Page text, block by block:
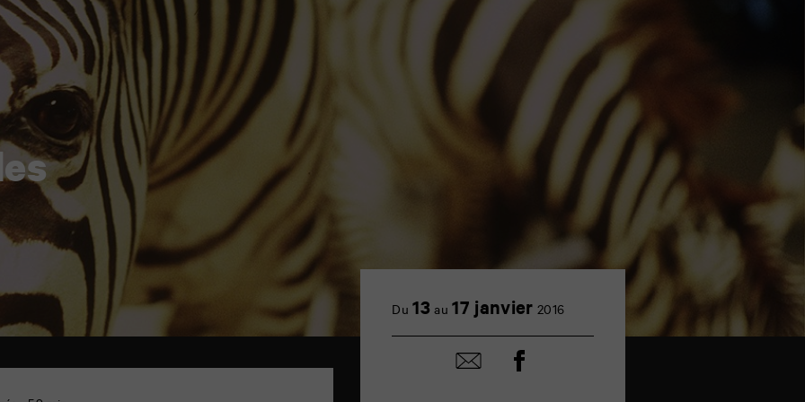
Du 13 au 17 janvier 2016
Partager
par
Partager
sur